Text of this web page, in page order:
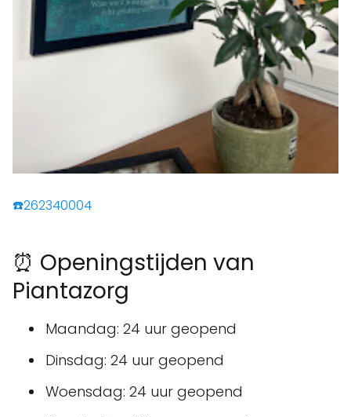
☎️262340004
⏰ Openingstijden van
Piantazorg
Maandag: 24 uur geopend
Dinsdag: 24 uur geopend
Woensdag: 24 uur geopend